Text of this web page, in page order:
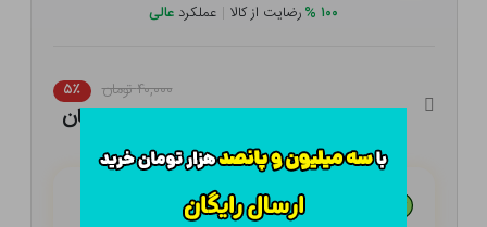
۱۰۰ %رضایت از کالا | عملکرد عالی
۴۰,۰۰۰ تومان ۵٪
۳۸,۰۰۰ تومان
هـر قسط با تــرب‌پــی: